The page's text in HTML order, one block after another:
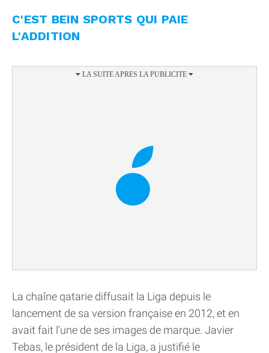
C'EST BEIN SPORTS QUI PAIE
L'ADDITION
La chaîne qatarie diffusait la Liga depuis le
lancement de sa version française en 2012, et en
avait fait l'une de ses images de marque. Javier
Tebas, le président de la Liga, a justifié le